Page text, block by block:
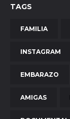
TAGS
FAMILIA
INSTAGRAM
EMBARAZO
AMIGAS